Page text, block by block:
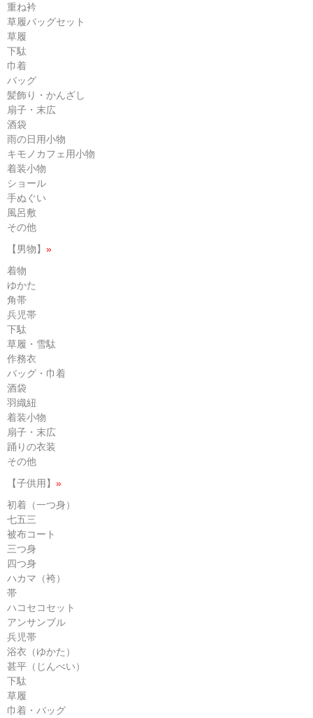
重ね衿
草履バッグセット
草履
下駄
巾着
バッグ
髪飾り・かんざし
扇子・末広
酒袋
雨の日用小物
キモノカフェ用小物
着装小物
ショール
手ぬぐい
風呂敷
その他
【男物】 »
着物
ゆかた
角帯
兵児帯
下駄
草履・雪駄
作務衣
バッグ・巾着
酒袋
羽織紐
着装小物
扇子・末広
踊りの衣装
その他
【子供用】 »
初着（一つ身）
七五三
被布コート
三つ身
四つ身
ハカマ（袴）
帯
ハコセコセット
アンサンブル
兵児帯
浴衣（ゆかた）
甚平（じんべい）
下駄
草履
巾着・バッグ